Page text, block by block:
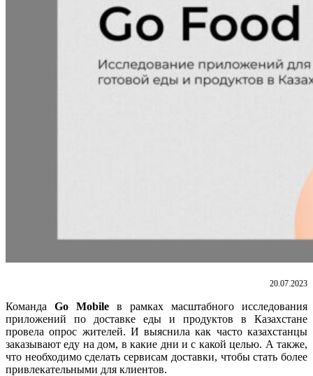
20.07.2023
Команда Go Mobile в рамках масштабного исследования
приложений по доставке еды и продуктов в Казахстане
провела опрос жителей. И выяснила как часто казахстанцы
заказывают еду на дом, в какие дни и с какой целью. А также,
что необходимо сделать сервисам доставки, чтобы стать более
привлекательными для клиентов.